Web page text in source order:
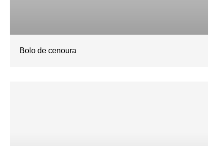
Bolo de cenoura